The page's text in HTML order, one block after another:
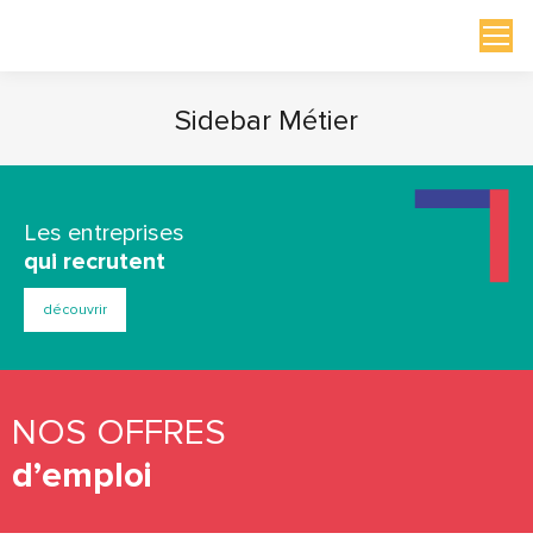
Sidebar Métier
Les entreprises
qui recrutent
découvrir
NOS OFFRES
d’emploi